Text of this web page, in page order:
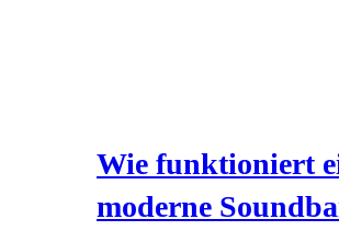
Wie funktioniert
moderne